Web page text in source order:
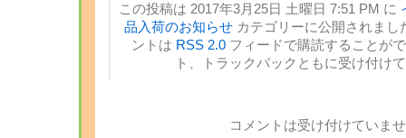
この投稿は 2017年3月25日 土曜日 7:51 PM に
品入荷のお知らせカテゴリーに公開されまし
ントは RSS 2.0フィードで購読することが
ト、トラックバックともに受け付け
コメントは受け付けていま